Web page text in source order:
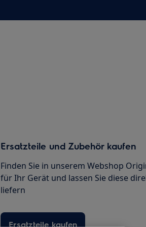
Ersatzteile und Zubehör kaufen
Finden Sie in unserem Webshop
für Ihr Gerät und lassen Sie diese
liefern
Ersatzteile kaufen